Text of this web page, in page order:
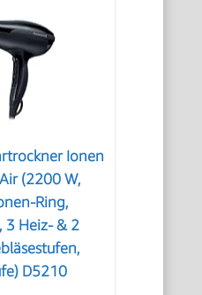
Ionen
(2200 W,
Ring,
3 Heiz- & 2
D5210